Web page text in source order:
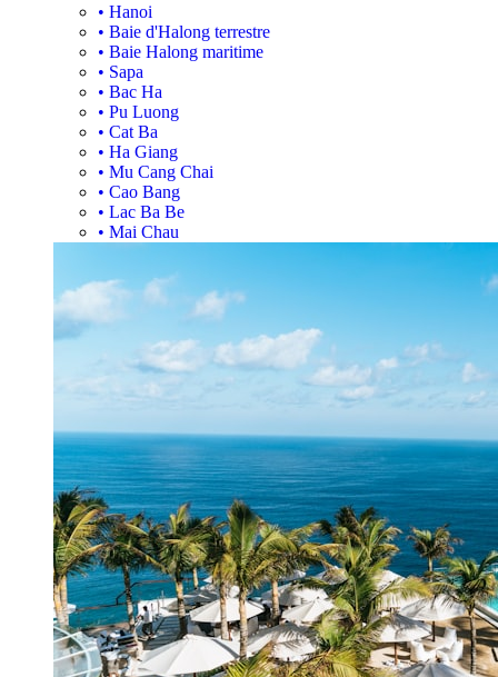
• Hanoi
• Baie d'Halong terrestre
• Baie Halong maritime
• Sapa
• Bac Ha
• Pu Luong
• Cat Ba
• Ha Giang
• Mu Cang Chai
• Cao Bang
• Lac Ba Be
• Mai Chau